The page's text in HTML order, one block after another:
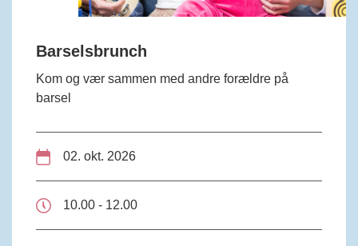
Barselsbrunch
Kom og vær sammen med andre forældre på
barsel
02. okt. 2026
10.00 - 12.00